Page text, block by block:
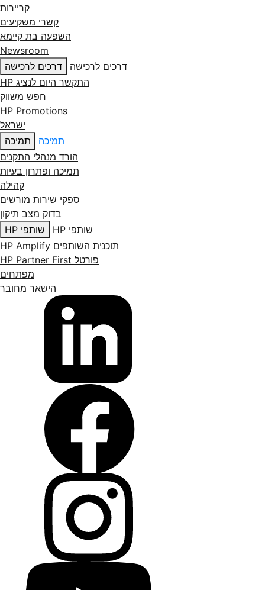
קריירות
קשרי משקיעים
השפעה בת קיימא
Newsroom
דרכים לרכישה
דרכים לרכישה
התקשר היום לנציג HP
חפש משווק
HP Promotions
ישראל
תמיכה
תמיכה
הורד מנהלי התקנים
תמיכה ופתרון בעיות
קהילה
ספקי שירות מורשים
בדוק מצב תיקון
שותפי HP
שותפי HP
תוכנית השותפים HP Amplify
פורטל HP Partner First
מפתחים
הישאר מחובר